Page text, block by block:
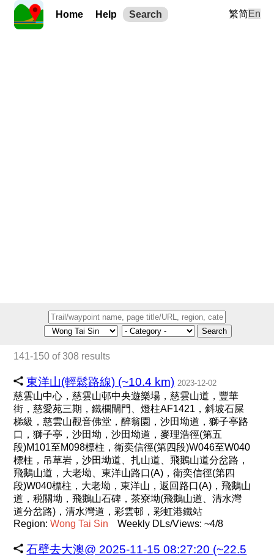
Home Help Search 繁简En
Search
141-150 of 308 results
東洋山(輕鬆路線) (~10.4 km) 2023-12-02
慈雲山中心，慈雲山邨中央遊樂場，慈雲山道，豐華
街，慈愛苑三期，鐵欄閘門、燈柱AF1421，斜坡石屎
梯級，慈雲山觀音佛堂，醉翁園，沙田坳道，獅子亭路
口，獅子亭，沙田坳，沙田坳道，麥理浩徑(第五
段)M101至M098標柱，衛奕信徑(第四段)W046至W040
標柱，吊草岩，沙田坳道、扎山道、飛鵝山道分岔路，
飛鵝山道，大老坳、東洋山路口(A)，衛奕信徑(第四
段)W040標柱，大老坳，東洋山，返回路口(A)，飛鵝山
道，税關坳，飛鵝山石碑，茶寮坳(飛鵝山道、清水灣
道分岔路)，清水灣道，彩雲邨，彩虹港鐵站
Region:Wong Tai Sin Weekly DLs/Views: ~4/8
石壁去大澳@ 2025-11-15 08:27:20 (~22.5